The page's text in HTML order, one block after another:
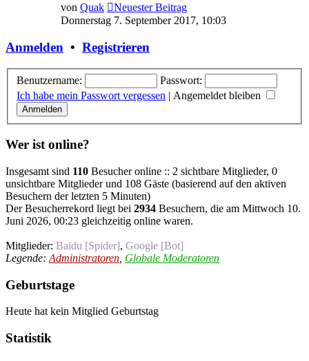
von Quak
Neuester Beitrag
Donnerstag 7. September 2017, 10:03
Anmelden • Registrieren
Benutzername:
Passwort:
Ich habe mein Passwort vergessen | Angemeldet bleiben
Wer ist online?
Insgesamt sind 110 Besucher online :: 2 sichtbare Mitglieder, 0
unsichtbare Mitglieder und 108 Gäste (basierend auf den aktiven
Besuchern der letzten 5 Minuten)
Der Besucherrekord liegt bei 2934 Besuchern, die am Mittwoch 10.
Juni 2026, 00:23 gleichzeitig online waren.
Mitglieder: Baidu [Spider], Google [Bot]
Legende: Administratoren Globale Moderatoren
Geburtstage
Heute hat kein Mitglied Geburtstag
Statistik